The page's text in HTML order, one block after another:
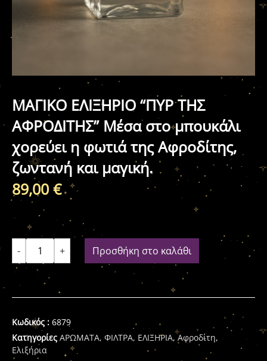
ΜΑΓΙΚΟ ΕΛΙΞΗΡΙΟ “ΠΥΡ ΤΗΣ
ΑΦΡΟΔΙΤΗΣ” Μέσα στο μπουκάλι
χορεύει η φωτιά της Αφροδίτης,
ζωντανή και μαγική.
89,00 €
- + Προσθήκη στο καλάθι
Κωδικός : 6879
Κατηγορίες ΑΡΩΜΑΤΑ, ΦΙΛΤΡΑ, ΕΛΙΞΗΡΙΑ,Αφροδίτη,
Ελιξήρια